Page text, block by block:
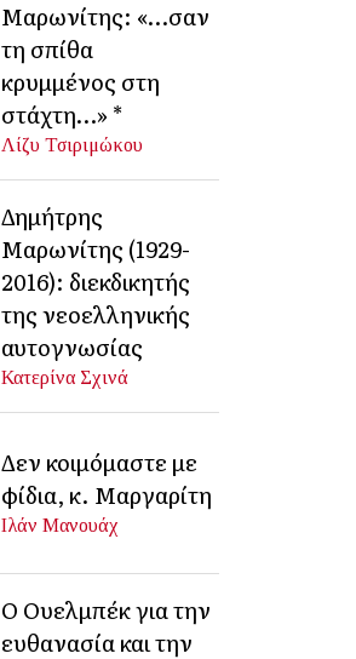
Μαρωνίτης: «…σαν
τη σπίθα
κρυμμένος στη
στάχτη…» *
Λίζυ Τσιριμώκου
Δημήτρης
Μαρωνίτης (1929-
2016): διεκδικητής
της νεοελληνικής
αυτογνωσίας
Κατερίνα Σχινά
Δεν κοιμόμαστε με
φίδια, κ. Μαργαρίτη
Ιλάν Μανουάχ
Ο Ουελμπέκ για την
ευθανασία και την